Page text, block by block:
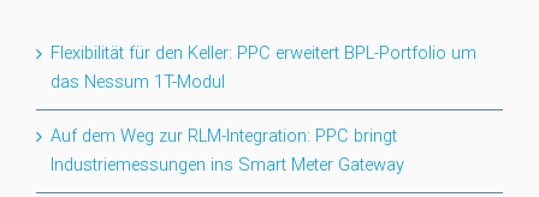
Flexibilität für den Keller: PPC erweitert BPL-Portfolio um
das Nessum 1T-Modul
Auf dem Weg zur RLM-Integration: PPC bringt
Industriemessungen ins Smart Meter Gateway